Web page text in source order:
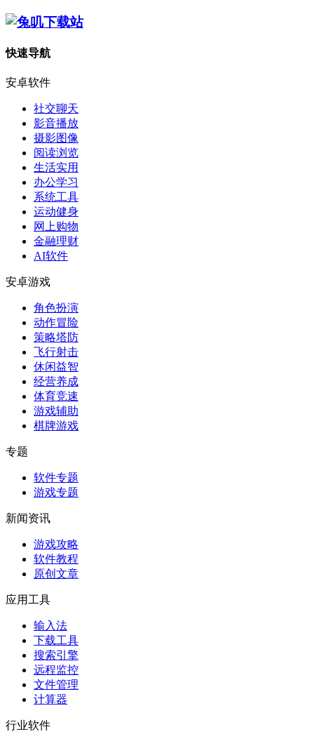
快速导航
安卓软件
社交聊天
影音播放
摄影图像
阅读浏览
生活实用
办公学习
系统工具
运动健身
网上购物
金融理财
AI软件
安卓游戏
角色扮演
动作冒险
策略塔防
飞行射击
休闲益智
经营养成
体育竞速
游戏辅助
棋牌游戏
专题
软件专题
游戏专题
新闻资讯
游戏攻略
软件教程
原创文章
应用工具
输入法
下载工具
搜索引擎
远程监控
文件管理
计算器
行业软件